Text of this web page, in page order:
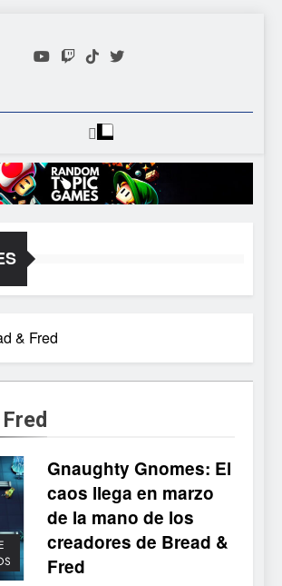
Random
Games
Videojuego Favorito
& Fred
Gnaughty Gnomes: El
caos llega en marzo
de la mano de los
creadores de Bread &
Fred
Mistbound: Guild Wars
tendrá su primer CCG digital
para PC y móviles
NOTICIAS DE VIDEOJUEGOS
Onimusha: Way of the Sword